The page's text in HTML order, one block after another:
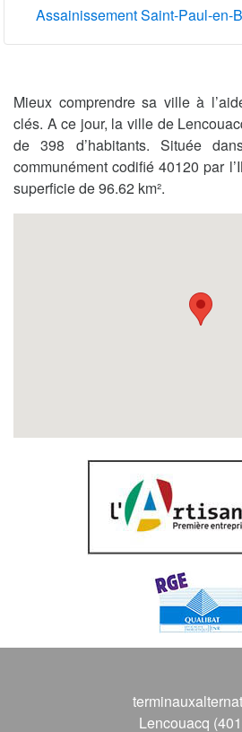
Assainissement Saint-Paul-en-
Mieux comprendre sa ville à
clés. A ce jour, la ville de
de 398 d’habitants. Située
communément codifié 40120 par
superficie de 96.62 km².
Lencouacq